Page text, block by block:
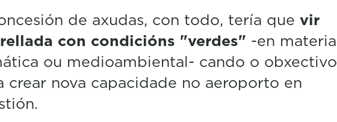
de axudas, con todo, tería que vir
con condicións "verdes" -en materia
ou medioambiental- cando o obxectivo
crear nova capacidade no aeroporto en